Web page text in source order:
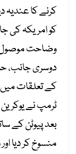
کرنے کا عندیہ
کو امریکہ کی
وضاحت موصول
دوسری جانب،
کے تعلقات
ٹرمپ نے
بعد پیوٹن کے
منسوخ کر دیا